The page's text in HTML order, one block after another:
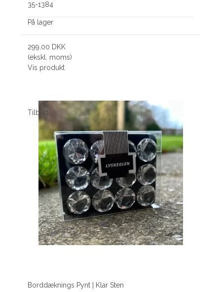
35-1384
På lager
299,00 DKK
(ekskl. moms)
Vis produkt
Tilbud
Borddæknings Pynt | Klar Sten